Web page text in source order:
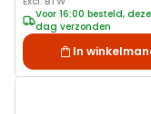
Voor 16:00 besteld,
dag verzonden
In